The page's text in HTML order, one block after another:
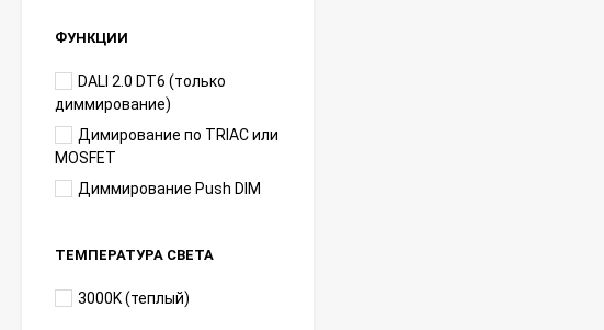
ФУНКЦИИ
DALI 2.0 DT6 (только
диммирование)
Димирование по TRIAC или
MOSFET
Диммирование Push DIM
ТЕМПЕРАТУРА СВЕТА
3000K (теплый)